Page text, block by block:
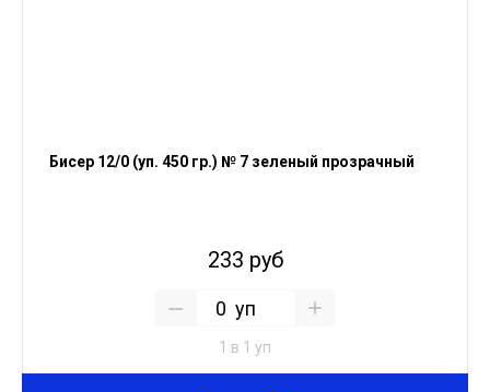
Бисер 12/0 (уп. 450 гр.) № 7 зеленый прозрачный
233 руб
уп
1 в 1 уп